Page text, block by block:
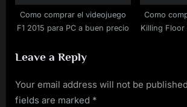
Como comprar el videojuego
F1 2015 para PC a buen precio
Como
Killing Floor
Leave a Reply
Your email address will not be
fields are marked *